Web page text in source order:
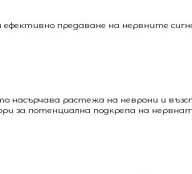
предаване на нервните
насърчава растежа на неврони и
за потенциална подкрепа на